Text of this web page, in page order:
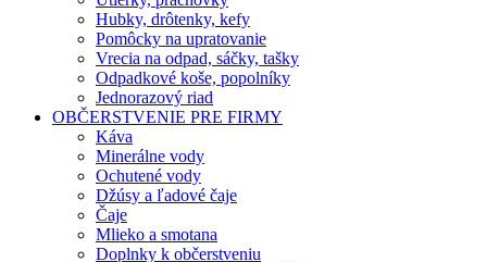
Hubky, drôtenky, kefy
Pomôcky na upratovanie
Vrecia na odpad, sáčky, tašky
Odpadkové koše, popolníky
Jednorazový riad
OBČERSTVENIE PRE FIRMY
Káva
Minerálne vody
Ochutené vody
Džúsy a ľadové čaje
Čaje
Mlieko a smotana
Doplnky k občerstveniu